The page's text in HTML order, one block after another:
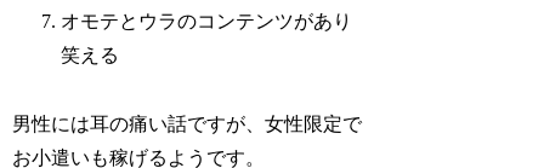
オモテとウラのコンテンツがあり
笑える
男性には耳の痛い話ですが、女性限定で
お小遣いも稼げるようです。